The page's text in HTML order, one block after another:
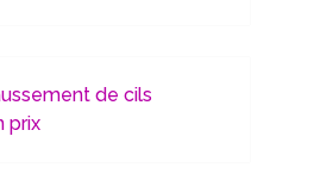
de cils
prix